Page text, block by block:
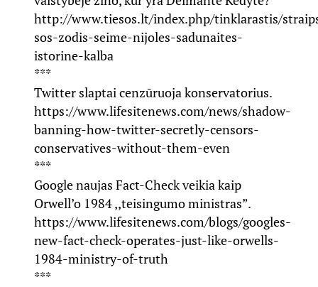
http://www.tiesos.lt/index.php/tinklarastis/
sos-zodis-seime-nijoles-sadunaites-
istorine-kalba
***
Twitter slaptai cenzūruoja konservatorius.
https://www.lifesitenews.com/news/shadow-
banning-how-twitter-secretly-censors-
conservatives-without-them-even
***
Google naujas Fact-Check veikia kaip
Orwell’o 1984 ,,teisingumo ministras”.
https://www.lifesitenews.com/blogs/googles-
new-fact-check-operates-just-like-orwells-
1984-ministry-of-truth
***